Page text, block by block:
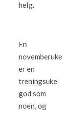
helg.
En
novemberuke
er en
treningsuke
god som
noen, og